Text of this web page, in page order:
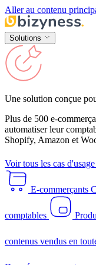
Aller au contenu
Solutions
Une solution conçue
Plus de 500 e-
automatiser leur
Shopify, Amazon et
Voir tous les cas d'usage
E-commerçants
comptables
contenus vendus en